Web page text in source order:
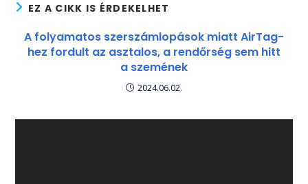
EZ A CIKK IS ÉRDEKELHET
A folyamatos szerszámlopások miatt AirTag-
hez fordult az asztalos, a rendőrség sem hitt
a szemének
2024.06.02.